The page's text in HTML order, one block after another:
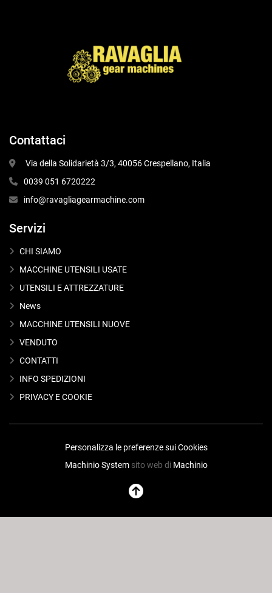
Contattaci
Via della Solidarietà 3/3, 40056 Crespellano, Italia
0039 051 6720222
info@ravagliagearmachine.com
Servizi
CHI SIAMO
MACCHINE UTENSILI USATE
UTENSILI E ATTREZZATURE
News
MACCHINE UTENSILI NUOVE
VENDUTO
CONTATTI
INFO SPEDIZIONI
PRIVACY E COOKIE
Personalizza le preferenze sui Cookies
Machinio Systemsito web di Machinio